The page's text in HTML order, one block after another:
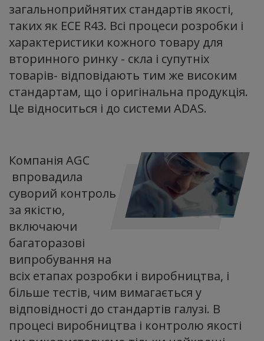
загальноприйнятих стандартів якості,
таких як ECE R43. Всі процеси розробки і
характеристики кожного товару для
вторинного ринку - скла і супутніх
товарів- відповідають тим же високим
стандартам, що і оригінальна продукція.
Це відноситься і до системи ADAS.
Компанія AGC
впровадила
суворий контроль
за якістю,
включаючи
багаторазові
випробування на
всіх етапах розробки і виробництва, і
більше тестів, чим вимагається у
відповідності до стандартів галузі. В
процесі виробництва і контролю якості